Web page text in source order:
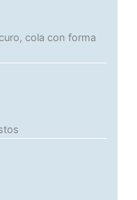
cola con forma